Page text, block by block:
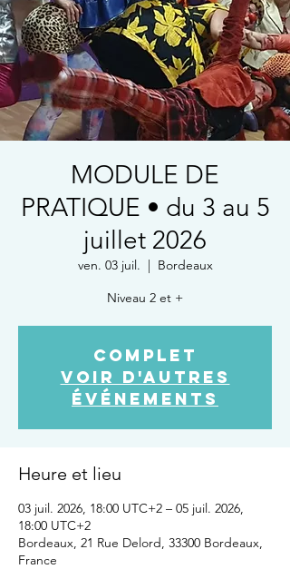
MODULE DE
PRATIQUE • du 3 au 5
juillet 2026
ven. 03 juil.
  |
Bordeaux
Niveau 2 et +
COMPLET
Voir d'autres
événements
Heure et lieu
03 juil. 2026, 18:00 UTC+2 – 05 juil. 2026,
18:00 UTC+2
Bordeaux, 21 Rue Delord, 33300 Bordeaux,
France